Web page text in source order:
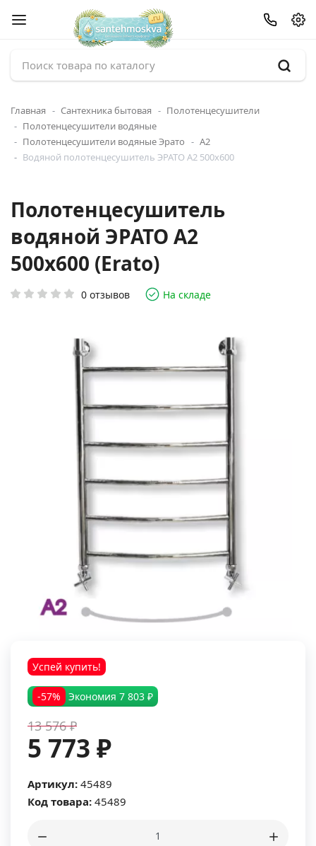
Главная Сантехника бытовая
Полотенцесушители
Полотенцесушители водяные
Полотенцесушители водяные Эрато
А2
Водяной полотенцесушитель ЭРАТО А2 500x600
Полотенцесушитель
водяной ЭРАТО А2
500x600 (Erato)
0 отзывов На складе
Успей купить!
-57% Экономия 7 803 ₽
13 576 ₽
5 773 ₽
Артикул: 45489
Код товара: 45489